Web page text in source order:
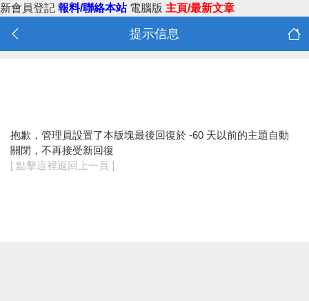
新會員登記 報料/聯絡本站 電腦版 主頁/最新文章
提示信息
抱歉，管理員設置了本版塊最後回復於 -60 天以前的主題自動
關閉，不再接受新回復
[ 點擊這裡返回上一頁 ]